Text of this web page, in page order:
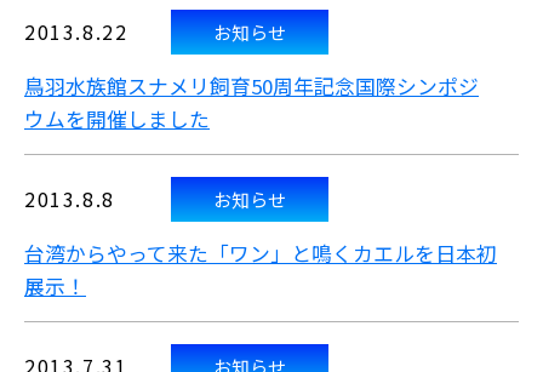
2013.8.22 お知らせ
鳥羽水族館スナメリ飼育50周年記念国際シンポジ
ウムを開催しました
2013.8.8 お知らせ
台湾からやって来た「ワン」と鳴くカエルを日本初
展示！
2013.7.31 お知らせ